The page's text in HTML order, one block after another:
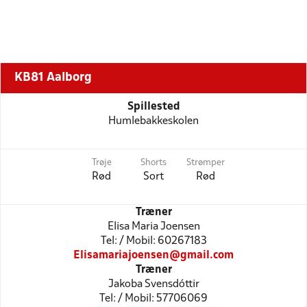
KB81 Aalborg
Spillested
Humlebakkeskolen
Trøje
Rød
Shorts
Sort
Strømper
Rød
Træner
Elisa Maria Joensen
Tel: / Mobil: 60267183
Elisamariajoensen@gmail.com
Træner
Jakoba Svensdóttir
Tel: / Mobil: 57706069